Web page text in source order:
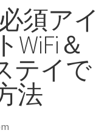
須アイ
WiFi＆
テイで
法